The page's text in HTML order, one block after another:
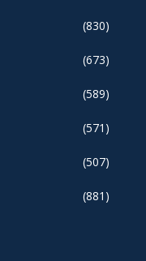
(830)
(673)
(589)
(571)
(507)
(881)